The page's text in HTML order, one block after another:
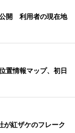
開 利用者の現在地
置情報マップ、初日
紅ザケのフレーク